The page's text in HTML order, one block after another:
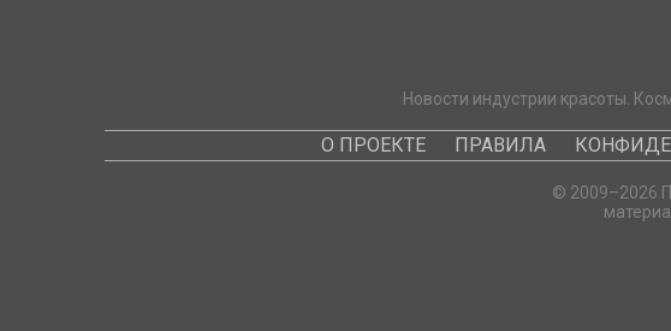
Новости индустрии красоты.
О ПРОЕКТЕ ПРАВИЛА
© 2009–2026